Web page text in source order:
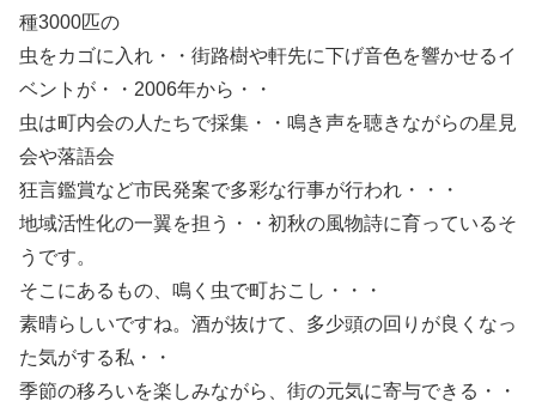
種3000匹の
虫をカゴに入れ・・街路樹や軒先に下げ音色を響かせるイ
ベントが・・2006年から・・
虫は町内会の人たちで採集・・鳴き声を聴きながらの星見
会や落語会
狂言鑑賞など市民発案で多彩な行事が行われ・・・
地域活性化の一翼を担う・・初秋の風物詩に育っているそ
うです。
そこにあるもの、鳴く虫で町おこし・・・
素晴らしいですね。酒が抜けて、多少頭の回りが良くなっ
た気がする私・・
季節の移ろいを楽しみながら、街の元気に寄与できる・・